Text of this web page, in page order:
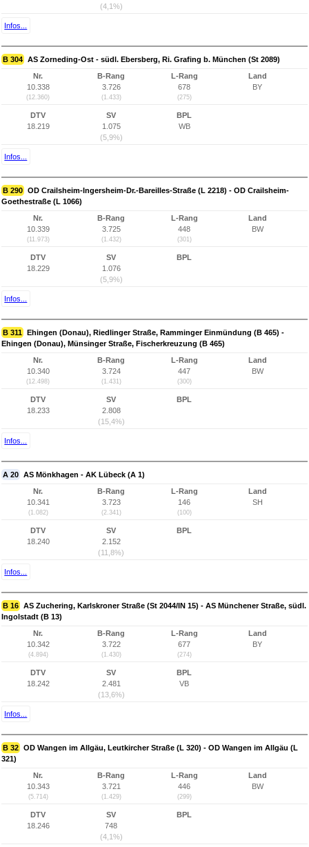
(4,1%)
Infos...
B 304 AS Zorneding-Ost - südl. Ebersberg, Ri. Grafing b. München (St 2089)
Nr.
10.338
(12.360)
B-Rang
3.726
(1.433)
L-Rang
678
(275)
Land
BY
DTV
18.219
SV
1.075
(5,9%)
BPL
WB
Infos...
B 290 OD Crailsheim-Ingersheim-Dr.-Bareilles-Straße (L 2218) - OD Crailsheim-
Goethestraße (L 1066)
Nr.
10.339
(11.973)
B-Rang
3.725
(1.432)
L-Rang
448
(301)
Land
BW
DTV
18.229
SV
1.076
(5,9%)
BPL
Infos...
B 311 Ehingen (Donau), Riedlinger Straße, Ramminger Einmündung (B 465) -
Ehingen (Donau), Münsinger Straße, Fischerkreuzung (B 465)
Nr.
10.340
(12.498)
B-Rang
3.724
(1.431)
L-Rang
447
(300)
Land
BW
DTV
18.233
SV
2.808
(15,4%)
BPL
Infos...
A 20 AS Mönkhagen - AK Lübeck (A 1)
Nr.
10.341
(1.082)
B-Rang
3.723
(2.341)
L-Rang
146
(100)
Land
SH
DTV
18.240
SV
2.152
(11,8%)
BPL
Infos...
B 16 AS Zuchering, Karlskroner Straße (St 2044/IN 15) - AS Münchener Straße, südl.
Ingolstadt (B 13)
Nr.
10.342
(4.894)
B-Rang
3.722
(1.430)
L-Rang
677
(274)
Land
BY
DTV
18.242
SV
2.481
(13,6%)
BPL
VB
Infos...
B 32 OD Wangen im Allgäu, Leutkircher Straße (L 320) - OD Wangen im Allgäu (L
321)
Nr.
10.343
(5.714)
B-Rang
3.721
(1.429)
L-Rang
446
(299)
Land
BW
DTV
18.246
SV
748
(4,1%)
BPL